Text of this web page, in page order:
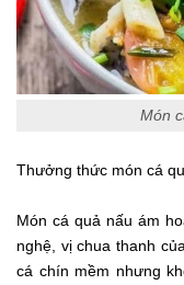
Món
Thưởng thức món cá
Món cá quả nấu ám
nghệ, vị chua thanh
cá chín mềm nhưng